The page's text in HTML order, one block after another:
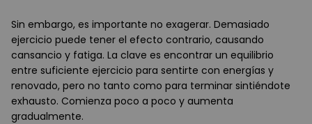
Sin embargo, es importante no exagerar. Demasiado
ejercicio puede tener el efecto contrario, causando
cansancio y fatiga. La clave es encontrar un equilibrio
entre suficiente ejercicio para sentirte con energías y
renovado, pero no tanto como para terminar sintiéndote
exhausto. Comienza poco a poco y aumenta
gradualmente.